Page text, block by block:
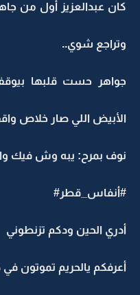
كان عبدالعزيز أول من
وتراجع شوي..
جواهر حست قلبها
الأبيض اللي صار خلاص
نوف بمرح: يبه وش فيك
#أنفاس_قطر#
أدري الحين ودكم تزنطوني
أعرفكم يالحريم تموتون